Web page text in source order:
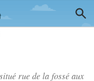
rue de la fossé aux